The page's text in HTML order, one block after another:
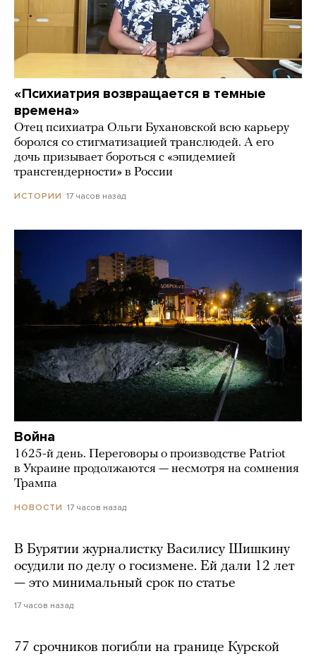
«Психиатрия возвращается в темные
времена»
Отец психиатра Ольги Бухановской всю карьеру
боролся со стигматизацией транслюдей. А его
дочь призывает бороться с «эпидемией
трансгендерности» в России
ИСТОРИИ 17 часов назад
Война
1625-й день. Переговоры о производстве Patriot
в Украине продолжаются — несмотря на сомнения
Трампа
НОВОСТИ 17 часов назад
В Бурятии журналистку Василису Шишкину
осудили по делу о госизмене. Ей дали 12 лет
— это минимальный срок по статье
17 часов назад
77 срочников погибли на границе Курской